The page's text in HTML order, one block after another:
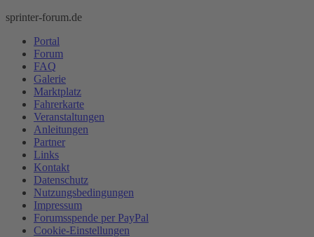
sprinter-forum.de
Portal
Forum
FAQ
Galerie
Marktplatz
Fahrerkarte
Veranstaltungen
Anleitungen
Partner
Links
Kontakt
Datenschutz
Nutzungsbedingungen
Impressum
Forumsspende per PayPal
Cookie-Einstellungen